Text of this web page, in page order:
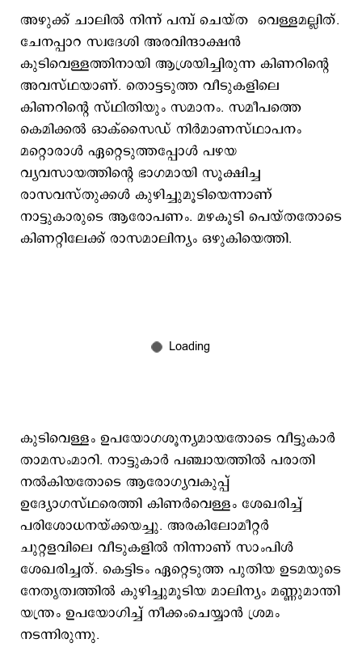
അഴുക്ക് ചാലില്‍ നിന്ന് പമ്പ് ചെയ്ത വെള്ളമല്ലിത്.
ചേനപ്പാറ സ്വദേശി അരവിന്ദാക്ഷന്‍
കുടിവെള്ളത്തിനായി ആശ്രയിച്ചിരുന്ന കിണറിന്‍റെ
അവസ്ഥയാണ്. തൊട്ടടുത്ത വീടുകളിലെ
കിണറിന്‍റെ സ്ഥിതിയും സമാനം. സമീപത്തെ
കെമിക്കല്‍ ഓക്സൈഡ് നിര്‍മാണസ്ഥാപനം
മറ്റൊരാള്‍ ഏറ്റെടുത്തപ്പോള്‍ പഴയ
വ്യവസായത്തിന്‍റെ ഭാഗമായി സൂക്ഷിച്ച
രാസവസ്തുക്കള്‍ കുഴിച്ചുമൂടിയെന്നാണ്
നാട്ടുകാരുടെ ആരോപണം. മഴകൂടി പെയ്തതോടെ
കിണറ്റിലേക്ക് രാസമാലിന്യം ഒഴുകിയെത്തി.
കുടിവെള്ളം ഉപയോഗശൂന്യമായതോടെ വീട്ടുകാര്‍
താമസംമാറി. നാട്ടുകാര്‍ പഞ്ചായത്തില്‍ പരാതി
നല്‍കിയതോടെ ആരോഗ്യവകുപ്പ്
ഉദ്യോഗസ്ഥരെത്തി കിണര്‍വെള്ളം ശേഖരിച്ച്
പരിശോധനയ്ക്കയച്ചു. അരകിലോമീറ്റര്‍
ചുറ്റളവിലെ വീടുകളില്‍ നിന്നാണ് സാംപിള്‍
ശേഖരിച്ചത്. കെട്ടിടം ഏറ്റെടുത്ത പുതിയ ഉടമയുടെ
നേതൃത്വത്തില്‍ കുഴിച്ചുമൂടിയ മാലിന്യം മണ്ണുമാന്തി
യന്ത്രം ഉപയോഗിച്ച് നീക്കംചെയ്യാന്‍ ശ്രമം
നടന്നിരുന്നു.